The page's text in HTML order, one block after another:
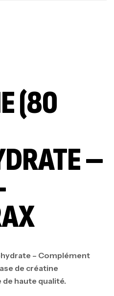
(80
–
– Complément
de créatine
haute qualité.